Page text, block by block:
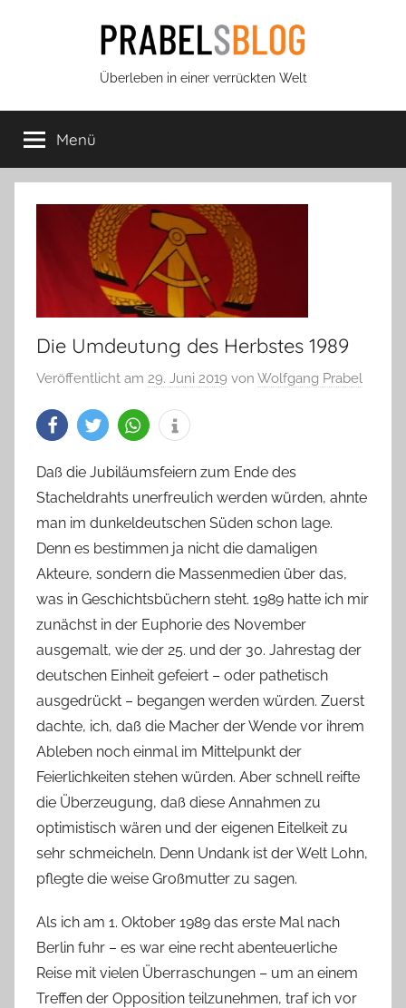
Prabels
Blog
Überleben in einer verrückten Welt
Menü
Die Umdeutung des Herbstes 1989
Veröffentlicht am 29. Juni 2019 von Wolfgang Prabel
Daß die Jubiläumsfeiern zum Ende des
Stacheldrahts unerfreulich werden würden, ahnte
man im dunkeldeutschen Süden schon lage.
Denn es bestimmen ja nicht die damaligen
Akteure, sondern die Massenmedien über das,
was in Geschichtsbüchern steht. 1989 hatte ich mir
zunächst in der Euphorie des November
ausgemalt, wie der 25. und der 30. Jahrestag der
deutschen Einheit gefeiert – oder pathetisch
ausgedrückt – begangen werden würden. Zuerst
dachte, ich, daß die Macher der Wende vor ihrem
Ableben noch einmal im Mittelpunkt der
Feierlichkeiten stehen würden. Aber schnell reifte
die Überzeugung, daß diese Annahmen zu
optimistisch wären und der eigenen Eitelkeit zu
sehr schmeicheln. Denn Undank ist der Welt Lohn,
pflegte die weise Großmutter zu sagen.
Als ich am 1. Oktober 1989 das erste Mal nach
Berlin fuhr – es war eine recht abenteuerliche
Reise mit vielen Überraschungen – um an einem
Treffen der Opposition teilzunehmen, traf ich vor